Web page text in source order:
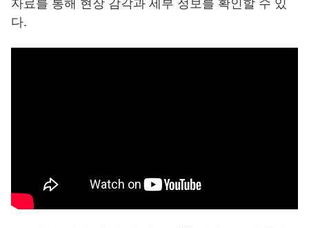
자료를 통해 현장 감각과 세부 정보를 확인할 수 있
다.